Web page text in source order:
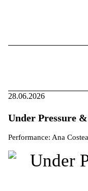
28.06.2026
Under Pressure
Performance: Ana